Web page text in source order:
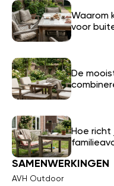
Waarom
voor
De
Hoe richt
SAMENWERKINGEN
AVH Outdoor